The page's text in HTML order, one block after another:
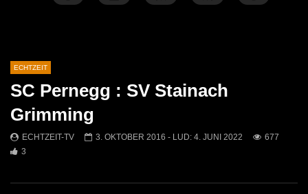
Mittendrin
ECHTZEIT-TV
Kammern
ECHTZEIT
SC Pernegg : SV Stainach
Grimming
ECHTZEIT-TV 3. OKTOBER 2016 - LUD: 4. JUNI 2022
677
3